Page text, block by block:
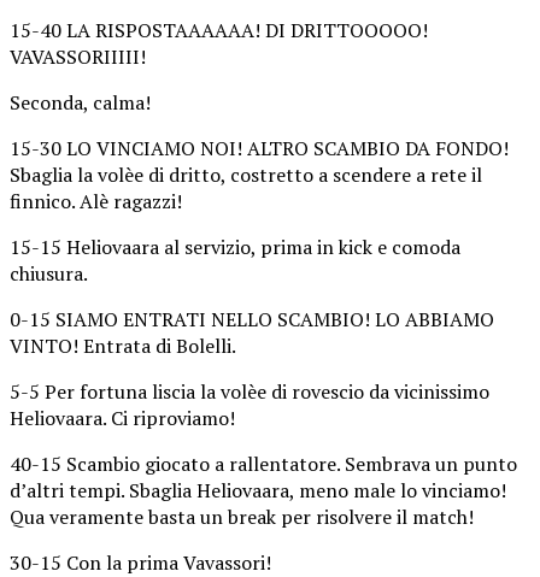
15-40 LA RISPOSTAAAAAA! DI DRITTOOOOO!
VAVASSORIIIII!
Seconda, calma!
15-30 LO VINCIAMO NOI! ALTRO SCAMBIO DA FONDO!
Sbaglia la volèe di dritto, costretto a scendere a rete il
finnico. Alè ragazzi!
15-15 Heliovaara al servizio, prima in kick e comoda
chiusura.
0-15 SIAMO ENTRATI NELLO SCAMBIO! LO ABBIAMO
VINTO! Entrata di Bolelli.
5-5 Per fortuna liscia la volèe di rovescio da vicinissimo
Heliovaara. Ci riproviamo!
40-15 Scambio giocato a rallentatore. Sembrava un punto
d’altri tempi. Sbaglia Heliovaara, meno male lo vinciamo!
Qua veramente basta un break per risolvere il match!
30-15 Con la prima Vavassori!